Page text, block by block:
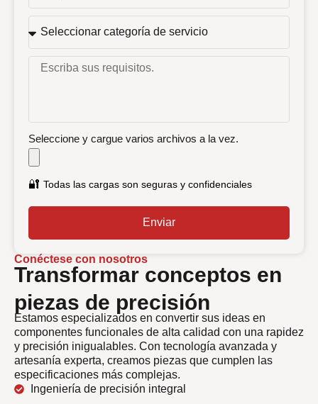
Conéctese con nosotros
Transformar conceptos en
piezas de precisión
Estamos especializados en convertir sus ideas en
componentes funcionales de alta calidad con una rapidez
y precisión inigualables. Con tecnología avanzada y
artesanía experta, creamos piezas que cumplen las
especificaciones más complejas.
Ingeniería de precisión integral
Seleccione y cargue varios archivos a la vez.
🔐 Todas las cargas son seguras y confidenciales
Enviar